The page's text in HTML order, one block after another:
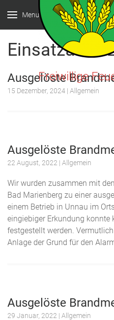
Menu
Freiwillige
Einsatzart:
Ausgelöste
15 Dezember, 2024 | Allgemein
Ausgelöste
22 August, 2022 | Allgemein
Wir wurden zusammen mit
Bad Marienberg zu einer
einem Betrieb in Unnau im
eingiebiger Erkundung konnte
festgestellt werden.
Anlage der Grund für den
Ausgelöste
29 Januar, 2022 | Allgemein